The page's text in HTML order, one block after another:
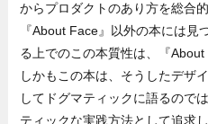
からプロダクトのあり方を総合
『About Face』以外の本には見
る上でのこの本質性は、『About
しかもこの本は、そうしたデザ
してドグマティックに語るので
ティックな実践方法として追求